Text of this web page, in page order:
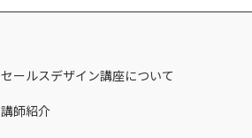
セールスデザイン講座について
講師紹介